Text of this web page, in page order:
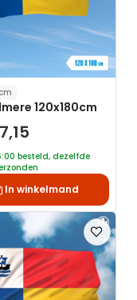
120x180cm
besteld, dezelfde
In winkelmand
Voeg
toe
aan